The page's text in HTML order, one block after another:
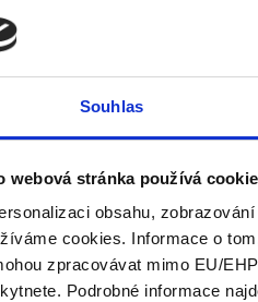
Souhlas
webová stránka používá
obsahu,
cookies. Informace o
zpracovávat mimo EU/
Podrobné informace
z angličtiny – příprava